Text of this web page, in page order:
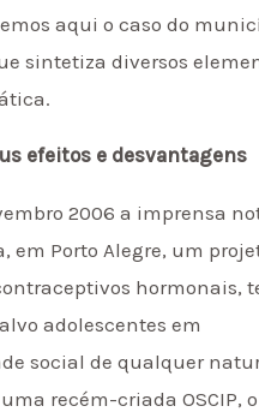
aqui o caso do
sintetiza diversos
efeitos e desvantagens
2006 a imprensa
em Porto Alegre, um
hormonais,
adolescentes em
social de qualquer
recém-criada OSCIP, o